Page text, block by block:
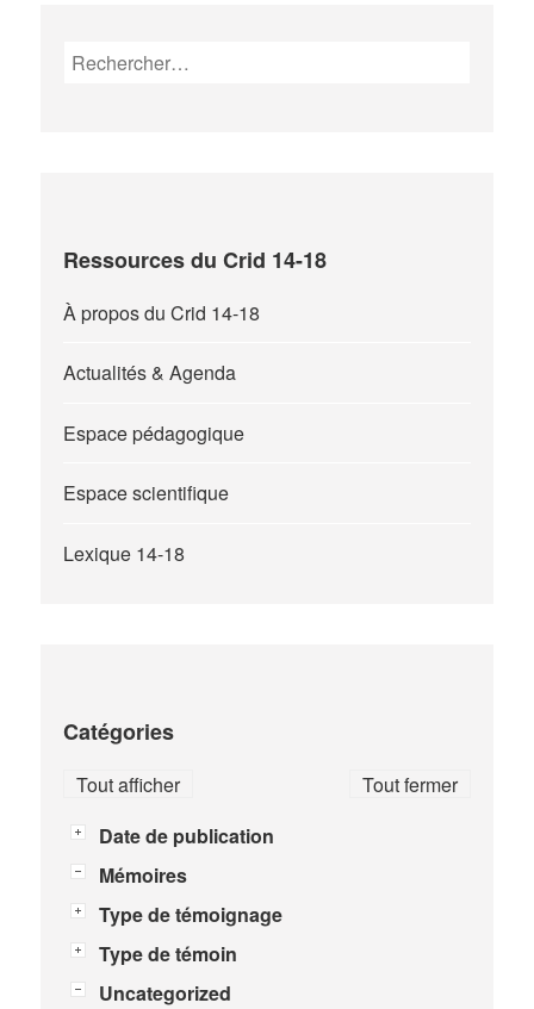
Rechercher :
Ressources du Crid 14-18
À propos du Crid 14-18
Actualités & Agenda
Espace pédagogique
Espace scientifique
Lexique 14-18
Catégories
Tout fermer
Tout afficher
Date de publication
Mémoires
Type de témoignage
Type de témoin
Uncategorized